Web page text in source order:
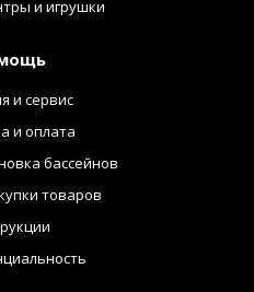
и игрушки
и сервис
и оплата
бассейнов
товаров